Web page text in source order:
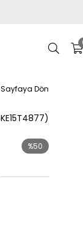
Sayfaya Dön
%50